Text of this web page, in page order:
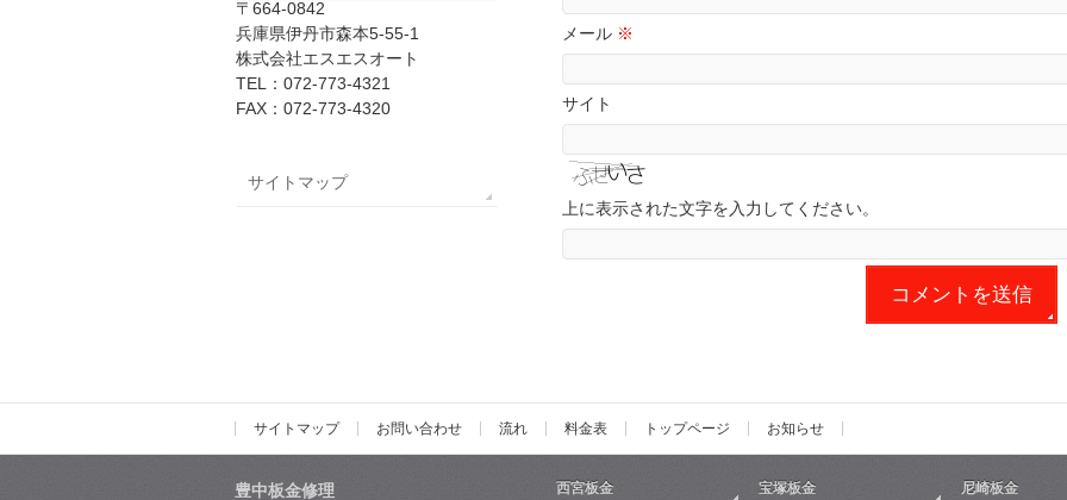
メール ※
サイト
上に表示された文字を入力してください。
〒664-0842
兵庫県伊丹市森本5-55-1
株式会社エスエスオート
TEL：072-773-4321
FAX：072-773-4320
サイトマップ
サイトマップ お問い合わせ 流れ 料金表 トップページ お知らせ
豊中板金修理 西宮板金 宝塚板金 尼崎板金